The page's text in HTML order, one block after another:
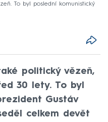
To byl poslední komunistický
politický vězeň,
30 lety. To byl
Gustáv
celkem devět